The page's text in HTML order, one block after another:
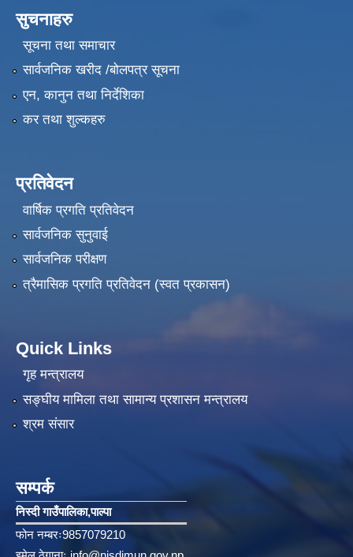
सुचनाहरु
सूचना तथा समाचार
सार्वजनिक खरीद /बोलपत्र सूचना
एन, कानुन तथा निर्देशिका
कर तथा शुल्कहरु
प्रतिवेदन
वार्षिक प्रगति प्रतिवेदन
सार्वजनिक सुनुवाई
सार्वजनिक परीक्षण
त्रैमासिक प्रगति प्रतिवेदन (स्वत प्रकासन)
Quick Links
गृह मन्त्रालय
सङ्‍घीय मामिला तथा सामान्य प्रशासन मन्त्रालय
श्रम संसार
सम्पर्क
निस्दी गाउँपालिका‚पाल्पा
फोन नम्बरः9857079210